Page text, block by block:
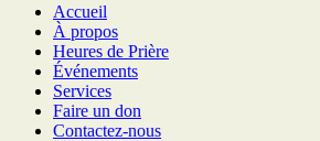
Accueil
À propos
Heures de Prière
Événements
Services
Faire un don
Contactez-nous